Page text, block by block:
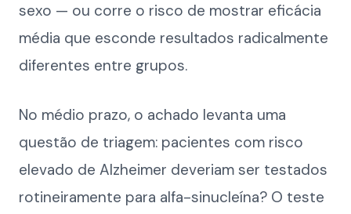
sexo — ou corre o risco de mostrar eficácia
média que esconde resultados radicalmente
diferentes entre grupos.
No médio prazo, o achado levanta uma
questão de triagem: pacientes com risco
elevado de Alzheimer deveriam ser testados
rotineiramente para alfa-sinucleína? O teste